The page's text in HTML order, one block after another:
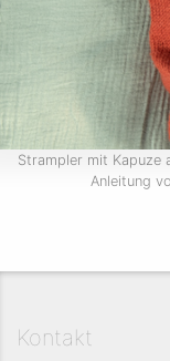
Strampler mit Kapuze
Anleitung
Kontakt